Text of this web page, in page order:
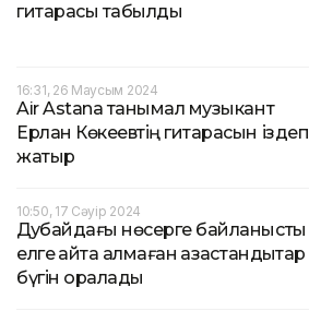
гитарасы табылды
16:31, 26 Маусым 2024
Air Astana танымал музыкант
Ерлан Көкеевтің гитарасын іздеп
жатыр
10:50, 17 Сәуір 2024
Дубайдағы нөсерге байланысты
елге қайта алмаған қазақстандықтар
бүгін оралады